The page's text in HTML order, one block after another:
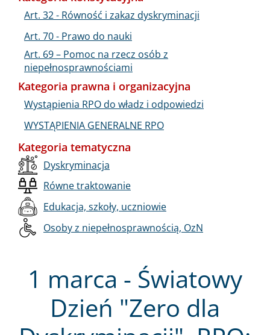
1 marca - Światowy
Dzień "Zero dla
Art. 32 - Równość i zakaz dyskryminacji
Art. 70 - Prawo do nauki
Art. 69 – Pomoc na rzecz osób z
niepełnosprawnościami
Kategoria prawna i organizacyjna
Wystąpienia RPO do władz i odpowiedzi
WYSTĄPIENIA GENERALNE RPO
Kategoria tematyczna
Dyskryminacja
Równe traktowanie
Edukacja, szkoły, uczniowie
Osoby z niepełnosprawnością, OzN